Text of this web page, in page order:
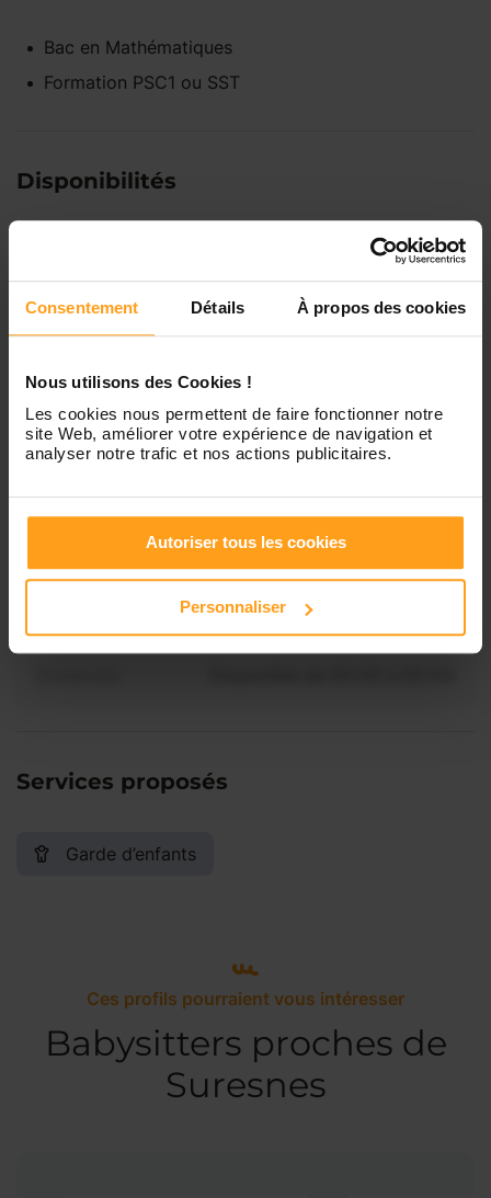
Consentement Détails À propos des cookies
Nous utilisons des Cookies !
Les cookies nous permettent de faire fonctionner notre
site Web, améliorer votre expérience de navigation et
analyser notre trafic et nos actions publicitaires.
Autoriser tous les cookies
Personnaliser
Bac en Mathématiques
Formation PSC1 ou SST
Disponibilités
Indisponible
Mardi
Jeudi Disponible de 00:00 à 00:00
Disponible de 00:00 à 00:00
Disponible de 00:00 à 00:00
Vous souhaitez connaître les
disponibilités de Kelly ?
Services proposés
Garde d’enfants
Ces profils pourraient vous intéresser
Babysitters proches de
Suresnes